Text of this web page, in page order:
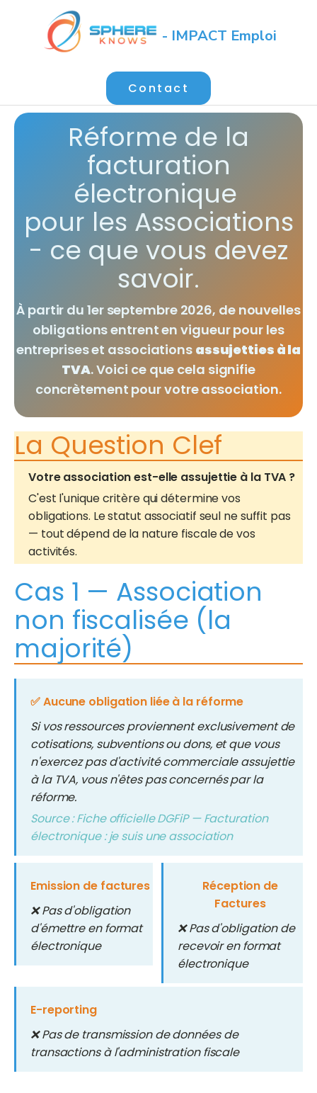
- IMPACT Emploi
Contact
Réforme de la
facturation
électronique
pour les Associations
- ce que vous devez
savoir.
À partir du 1er septembre 2026, de nouvelles
obligations entrent en vigueur pour les
entreprises et associations assujetties à la
TVA. Voici ce que cela signifie
concrètement pour votre association.
La Question Clef
Votre association est-elle assujettie à la TVA ?
C'est l'unique critère qui détermine vos
obligations. Le statut associatif seul ne suffit pas
— tout dépend de la nature fiscale de vos
activités.
Cas 1 — Association
non fiscalisée (la
majorité)
✅ Aucune obligation liée à la réforme
Si vos ressources proviennent exclusivement de
cotisations, subventions ou dons, et que vous
n'exercez pas d'activité commerciale assujettie
à la TVA, vous n'êtes pas concernés par la
réforme.
Source : Fiche officielle DGFiP — Facturation
électronique : je suis une association
Emission de factures
❌ Pas d'obligation
d'émettre en format
électronique
Réception de
Factures
❌ Pas d'obligation de
recevoir en format
électronique
E-reporting
❌ Pas de transmission de données de
transactions à l'administration fiscale